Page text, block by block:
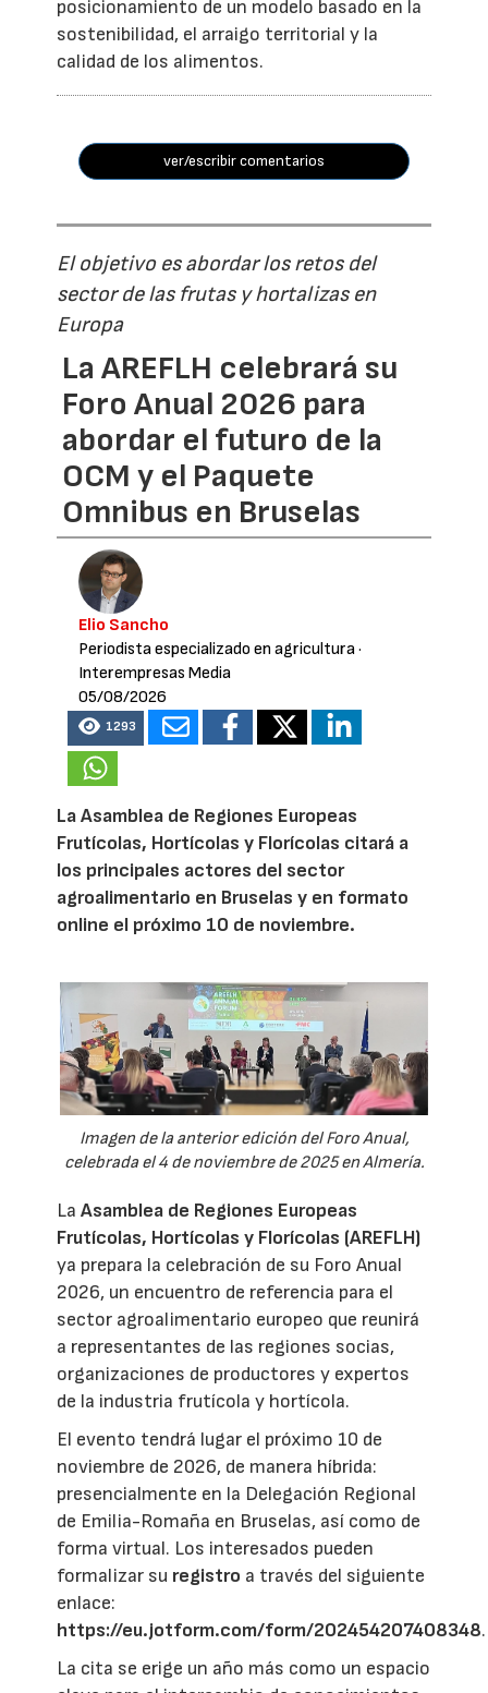
posicionamiento de un modelo basado en la
sostenibilidad, el arraigo territorial y la
calidad de los alimentos.
ver/escribir comentarios
El objetivo es abordar los retos del
sector de las frutas y hortalizas en
Europa
La AREFLH celebrará su
Foro Anual 2026 para
abordar el futuro de la
OCM y el Paquete
Omnibus en Bruselas
Elio Sancho
Periodista especializado en agricultura·
Interempresas Media
05/08/2026
1293
La Asamblea de Regiones Europeas
Frutícolas, Hortícolas y Florícolas citará a
los principales actores del sector
agroalimentario en Bruselas y en formato
online el próximo 10 de noviembre.
Imagen de la anterior edición del Foro Anual,
celebrada el 4 de noviembre de 2025 en Almería.
LaAsamblea de Regiones Europeas
Frutícolas, Hortícolas y Florícolas (AREFLH)
ya prepara la celebración de su Foro Anual
2026, un encuentro de referencia para el
sector agroalimentario europeo que reunirá
a representantes de las regiones socias,
organizaciones de productores y expertos
de la industria frutícola y hortícola.
El evento tendrá lugar el próximo 10 de
noviembre de 2026, de manera híbrida:
presencialmente en la Delegación Regional
de Emilia-Romaña en Bruselas, así como de
forma virtual. Los interesados pueden
formalizar su registro a través del siguiente
enlace:
https://eu.jotform.com/form/202454207408348.
La cita se erige un año más como un espacio